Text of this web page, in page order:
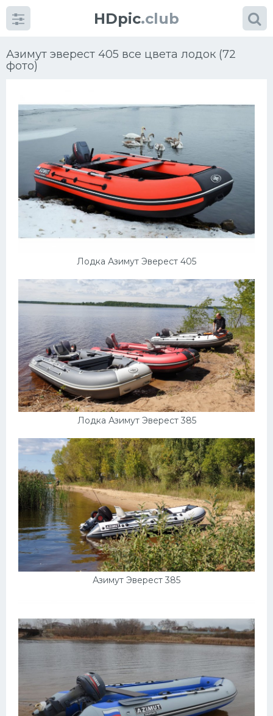
HDpic.club
Азимут эверест 405 все цвета лодок (72
фото)
Лодка Азимут Эверест 405
Лодка Азимут Эверест 385
Азимут Эверест 385
Категории
Разное
Автомобили
Красивые фото машин
Гараж
Русские авто
Вольво
БМВ
Сузуки
Мерседес
Фольксваген
Лексус
Дэу
Скания
Джили
Хавал
Кавасаки
ЛУАЗ